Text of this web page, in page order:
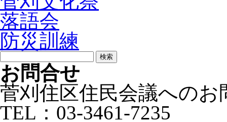
落語会
防災訓練
検
索:
お問合せ
菅刈住区住民会議への
TEL：03-3461-7235